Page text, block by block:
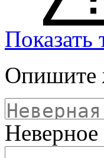
Показать
Опишите
Неверное